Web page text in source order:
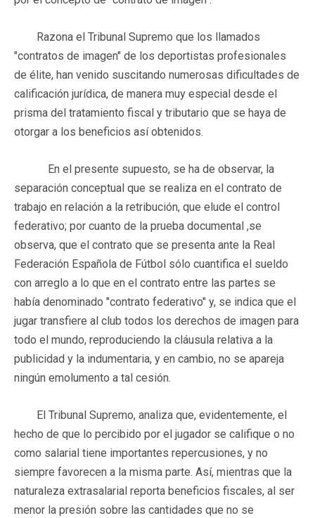
Razona el Tribunal Supremo que los llamados
"contratos de imagen" de los deportistas profesionales
de élite, han venido suscitando numerosas dificultades de
calificación jurídica, de manera muy especial desde el
prisma del tratamiento fiscal y tributario que se haya de
otorgar a los beneficios así obtenidos.
En el presente supuesto, se ha de observar, la
separación conceptual que se realiza en el contrato de
trabajo en relación a la retribución, que elude el control
federativo; por cuanto de la prueba documental ,se
observa, que el contrato que se presenta ante la Real
Federación Española de Fútbol sólo cuantifica el sueldo
con arreglo a lo que en el contrato entre las partes se
había denominado "contrato federativo" y, se indica que el
jugar transfiere al club todos los derechos de imagen para
todo el mundo, reproduciendo la cláusula relativa a la
publicidad y la indumentaria, y en cambio, no se apareja
ningún emolumento a tal cesión.
El Tribunal Supremo, analiza que, evidentemente, el
hecho de que lo percibido por el jugador se califique o no
como salarial tiene importantes repercusiones, y no
siempre favorecen a la misma parte. Así, mientras que la
naturaleza extrasalarial reporta beneficios fiscales, al ser
menor la presión sobre las cantidades que no se